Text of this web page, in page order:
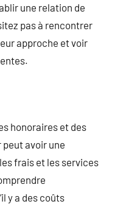
une relation de
pas à rencontrer
approche et voir
honoraires et des
avoir une
frais et les services
y a des coûts